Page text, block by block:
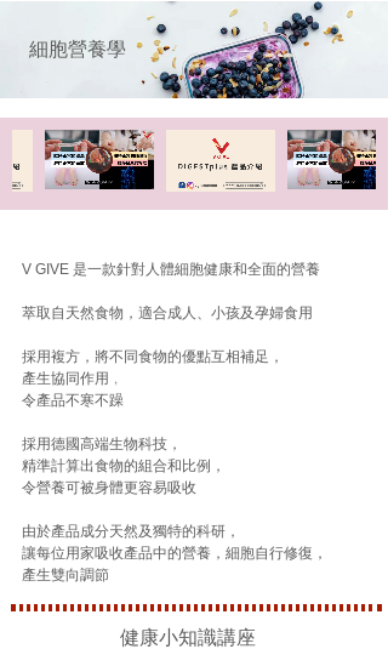
細胞營養學
V GIVE 是一款針對人體細胞健康和全面的營養
萃取自天然食物，適合成人、小孩及孕婦食用
採用複方，將不同食物的優點互相補足，
產生協同作用﹐
令產品不寒不躁
採用德國高端生物科技，
精準計算出食物的組合和比例，
令營養可被身體更容易吸收
由於產品成分天然及獨特的科研，
讓每位用家吸收產品中的營養，細胞自行修復，
產生雙向調節
健康小知識講座